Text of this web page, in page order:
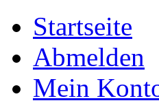
Startseite
Abmelden
Mein